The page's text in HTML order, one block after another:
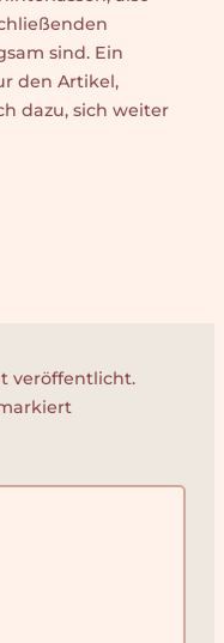
sind. Ein
den Artikel,
dazu, sich weiter
veröffentlicht.